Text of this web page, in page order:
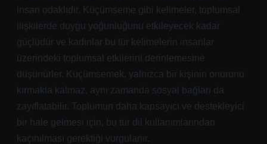
insan odaklıdır. Küçümseme gibi kelimeler, toplumsal
ilişkilerde duygu yoğunluğunu etkileyecek kadar
güçlüdür ve kadınlar bu tür kelimelerin insanlar
üzerindeki toplumsal etkilerini derinlemesine
düşünürler. Küçümsemek, yalnızca bir kişinin onurunu
kırmakla kalmaz, aynı zamanda sosyal bağları da
zayıflatabilir. Toplumun daha kapsayıcı ve destekleyici
bir hale gelmesi için, bu tür dil kullanımlarından
kaçınılması gerektiği vurgulanır.